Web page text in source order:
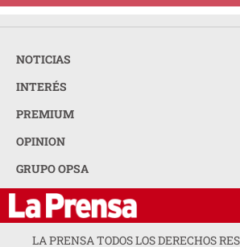
NOTICIAS
INTERÉS
PREMIUM
OPINION
GRUPO OPSA
LA PRENSA TODOS LOS DERECHOS